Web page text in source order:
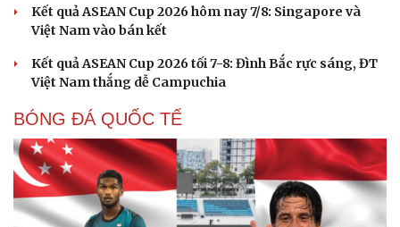
Kết quả ASEAN Cup 2026 hôm nay 7/8: Singapore và
Việt Nam vào bán kết
Kết quả ASEAN Cup 2026 tối 7-8: Đình Bắc rực sáng, ĐT
Việt Nam thắng dễ Campuchia
BÓNG ĐÁ QUỐC TẾ